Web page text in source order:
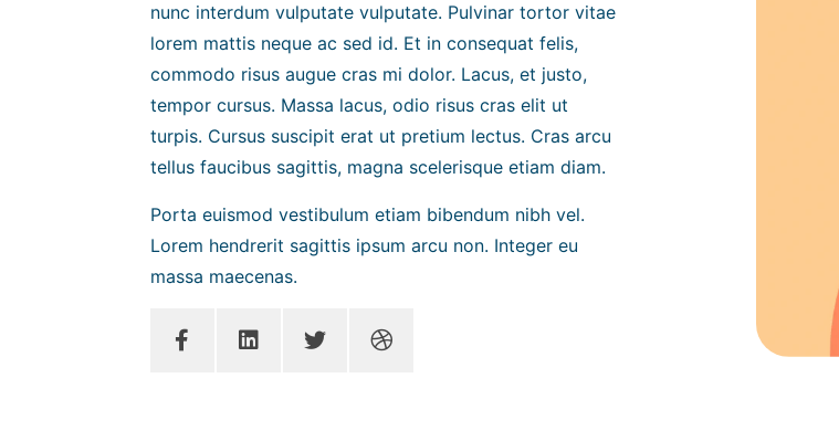
nunc interdum vulputate vulputate. Pulvinar tortor vitae
lorem mattis neque ac sed id. Et in consequat felis,
commodo risus augue cras mi dolor. Lacus, et justo,
tempor cursus. Massa lacus, odio risus cras elit ut
turpis. Cursus suscipit erat ut pretium lectus. Cras arcu
tellus faucibus sagittis, magna scelerisque etiam diam.
Porta euismod vestibulum etiam bibendum nibh vel.
Lorem hendrerit sagittis ipsum arcu non. Integer eu
massa maecenas.